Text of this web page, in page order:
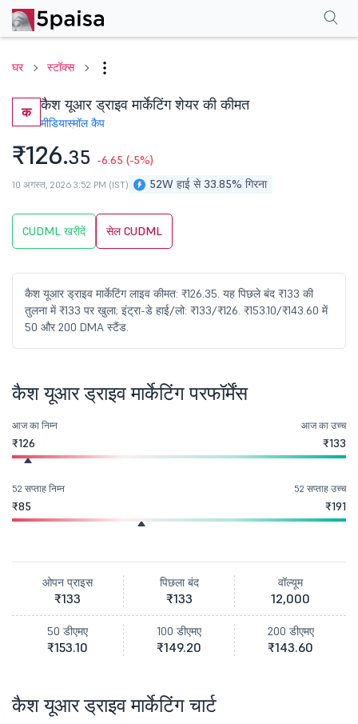
घर स्टॉक्स
क कैश यूआर ड्राइव मार्केटिंग शेयर की कीमत
मीडियास्मॉल कैप
₹126.35 -6.65 (-5%)
52W हाई से 33.85% गिरना
10 अगस्त, 2026 3:52 PM (IST)
CUDML खरीदें सेल CUDML
कैश यूआर ड्राइव मार्केटिंग लाइव कीमत: ₹126.35. यह पिछले बंद ₹133 की
तुलना में ₹133 पर खुला; इंट्रा-डे हाई/लो: ₹133/₹126. ₹153.10/₹143.60 में
50 और 200 DMA स्टैंड.
परफॉर्मेंसफाइनेंशियल्स सामान्य प्रश्न
कैश यूआर ड्राइव मार्केटिंग परफॉर्मेंस
आज का निम्न
₹126
आज का उच्च
₹133
52 सप्ताह निम्न
₹85
52 सप्ताह उच्च
₹191
ओपन प्राइस
₹133
पिछला बंद
₹133
वॉल्यूम
12,000
50 डीएमए
₹153.10
100 डीएमए
₹149.20
200 डीएमए
₹143.60
कैश यूआर ड्राइव मार्केटिंग चार्ट